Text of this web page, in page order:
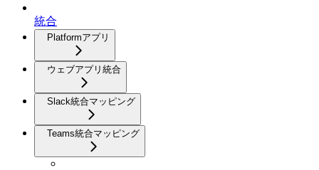
統合
Platformアプリ
ウェブアプリ統合
Slack統合マッピング
Teams統合マッピング